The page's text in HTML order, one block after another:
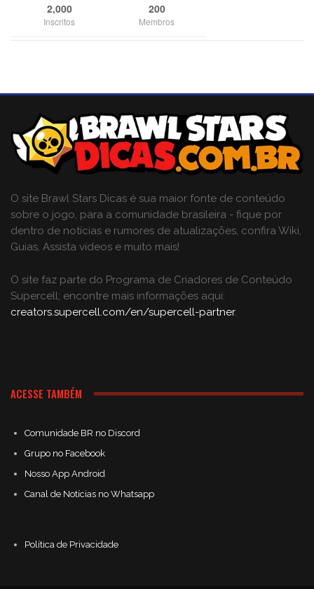
2,000
Inscritos
200
Membros
O site Brawl Stars Dicas é sua maior fonte de conteúdo
sobre o jogo, para a comunidade brasileira - fique por
dentro de notícias e rumores de atualizações, confira Wiki,
Guias, Assista vídeos e muito mais!
O site faz parte do Programa de Criadores de Conteúdo
Supercell; encontre mais informações aqui:
creators.supercell.com/en/supercell-partner.
ACESSE TAMBÉM
Comunidade BR no Discord
Grupo no Facebook
Nosso App Android
Canal de Notícias no Whatsapp
Política de Privacidade